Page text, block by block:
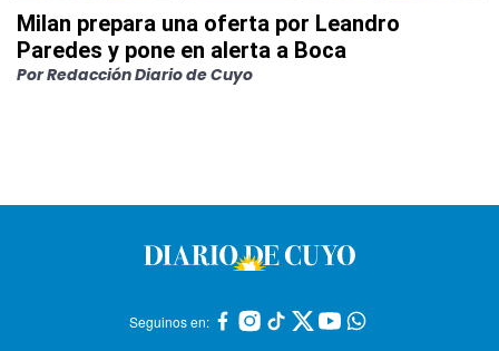
Milan prepara una oferta por Leandro
Paredes y pone en alerta a Boca
PorRedacción Diario de Cuyo
Seguinos en: